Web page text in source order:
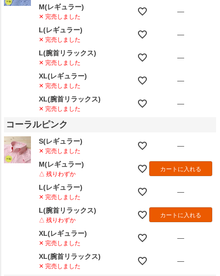
M(レギュラー)
✕ 完売しました
—
L(レギュラー)
✕ 完売しました
—
L(腕首リラックス)
✕ 完売しました
—
XL(レギュラー)
✕ 完売しました
—
XL(腕首リラックス)
✕ 完売しました
—
コーラルピンク
S(レギュラー)
✕ 完売しました
—
M(レギュラー)
△ 残りわずか
カートに入れる
L(レギュラー)
✕ 完売しました
—
L(腕首リラックス)
△ 残りわずか
カートに入れる
XL(レギュラー)
✕ 完売しました
—
XL(腕首リラックス)
✕ 完売しました
—